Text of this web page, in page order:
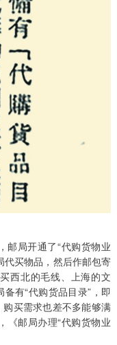
邮局开通了“代购货物业
代买物品，然后作邮包寄
西北的毛线、上海的文
有“代购货品目录”，即
买需求也差不多能够满
《邮局办理“代购货物业